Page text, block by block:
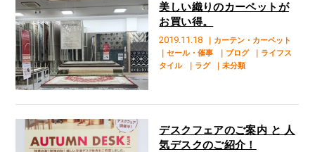
2019.11.18
｜カーテン・カーペット
｜セール・催事
｜ブログ
｜ライフス
タイル
｜ラグ ｜未分類
美しい織りのカーペットが
お買い得。
デスクフェアのご案内 と 人
気デスクのご紹介！